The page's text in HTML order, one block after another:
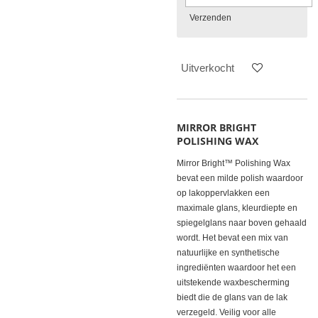
Verzenden
Uitverkocht
MIRROR BRIGHT
POLISHING WAX
Mirror Bright™ Polishing Wax
bevat een milde polish waardoor
op lakoppervlakken een
maximale glans, kleurdiepte en
spiegelglans naar boven gehaald
wordt. Het bevat een mix van
natuurlijke en synthetische
ingrediënten waardoor het een
uitstekende waxbescherming
biedt die de glans van de lak
verzegeld. Veilig voor alle